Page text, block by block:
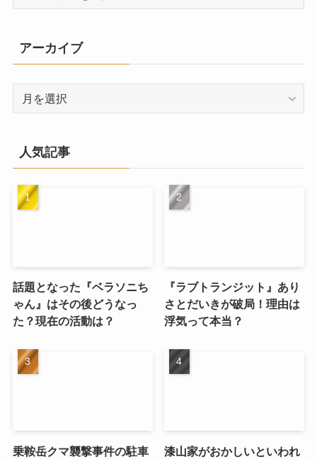
リ
ー
アーカイブ
ブ
人気記事
話題となった『ベラソニち
ゃん』はその後どうなっ
た？現在の活動は？
『ラブトランジット』あり
さとだいきが破局！理由は
浮気って本当？
乗鞍岳クマ襲撃事件の駐車
漆山家がおかしいといわれ